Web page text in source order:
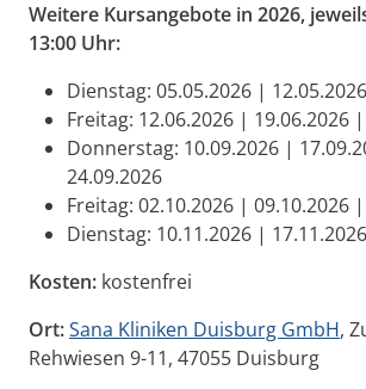
Weitere Kursangebote in 2026,
13:00 Uhr:
Dienstag: 05.05.2026 |
Freitag: 12.06.2026 | 19.06.2026
Donnerstag: 10.09.2026 |
24.09.2026
Freitag: 02.10.2026 | 09.10.2026
Dienstag: 10.11.2026 |
Kosten: kostenfrei
Ort:Sana Kliniken Duisburg GmbH,
Rehwiesen 9-11, 47055 Duisburg